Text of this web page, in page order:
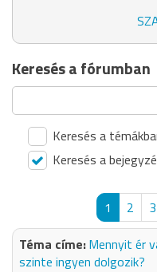
Keresés a fórumban
Keresés a
Keresés a
1 2 3
Mennyit ér
szinte ingyen dolgozik?